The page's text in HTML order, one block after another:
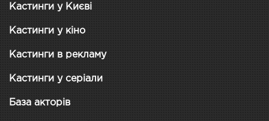
Кастинги у Києві
Кастинги у кіно
Кастинги в рекламу
Кастинги у серіали
База акторів